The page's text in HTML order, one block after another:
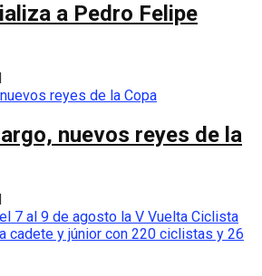
a Pedro Felipe
nuevos reyes de la